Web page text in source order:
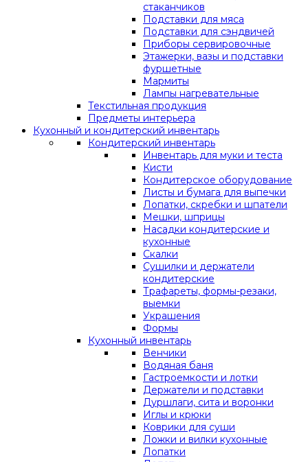
стаканчиков
Подставки для мяса
Подставки для сэндвичей
Приборы сервировочные
Этажерки, вазы и подставки
фуршетные
Мармиты
Лампы нагревательные
Текстильная продукция
Предметы интерьера
Кухонный и кондитерский инвентарь
Кондитерский инвентарь
Инвентарь для муки и теста
Кисти
Кондитерское оборудование
Листы и бумага для выпечки
Лопатки, скребки и шпатели
Мешки, шприцы
Насадки кондитерские и
кухонные
Скалки
Сушилки и держатели
кондитерские
Трафареты, формы-резаки,
выемки
Украшения
Формы
Кухонный инвентарь
Венчики
Водяная баня
Гастроемкости и лотки
Держатели и подставки
Дуршлаги, сита и воронки
Иглы и крюки
Коврики для суши
Ложки и вилки кухонные
Лопатки